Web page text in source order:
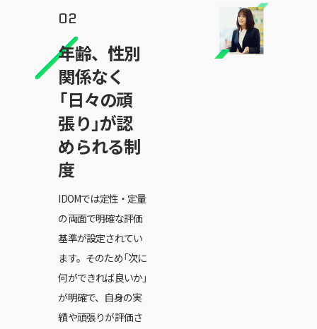
年齢、性別
関係なく
「日々の頑
張り」が認
められる制
度
IDOMでは定性・定量
の両面で明確な評価
基準が設定されてい
ます。そのため「次に
何ができれば良いか」
が明確で、自身の実
績や頑張りが評価さ